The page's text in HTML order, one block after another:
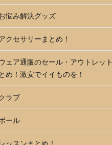
悩み解決グッズ
クセサリーまとめ！
ェア通販のセール・アウトレット
め！激安でイイものを！
ラブ
ール
ッスンまとめ！